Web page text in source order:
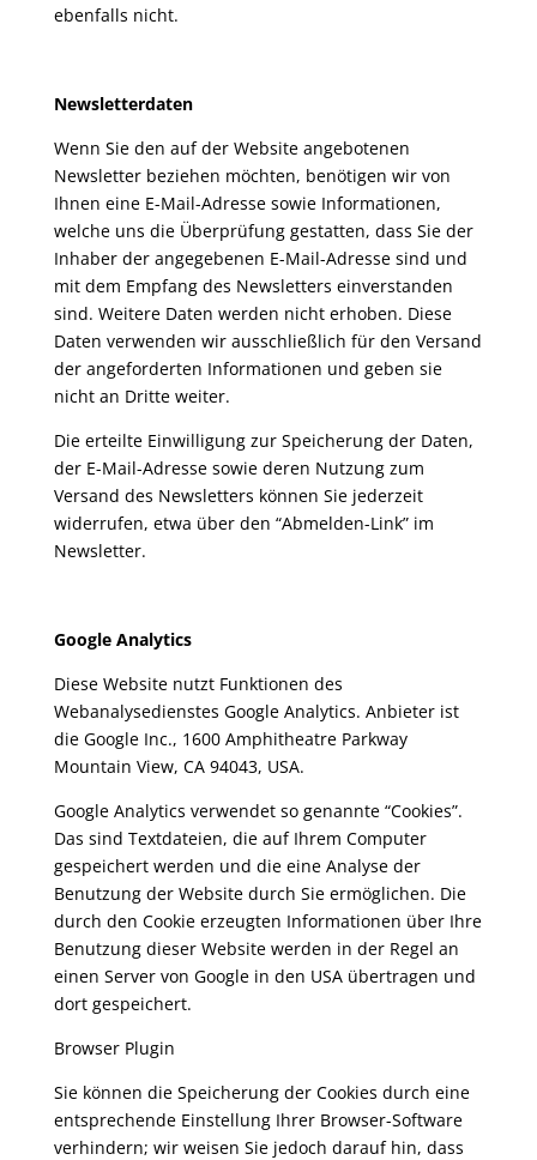
ebenfalls nicht.
Newsletterdaten
Wenn Sie den auf der Website angebotenen
Newsletter beziehen möchten, benötigen wir von
Ihnen eine E-Mail-Adresse sowie Informationen,
welche uns die Überprüfung gestatten, dass Sie der
Inhaber der angegebenen E-Mail-Adresse sind und
mit dem Empfang des Newsletters einverstanden
sind. Weitere Daten werden nicht erhoben. Diese
Daten verwenden wir ausschließlich für den Versand
der angeforderten Informationen und geben sie
nicht an Dritte weiter.
Die erteilte Einwilligung zur Speicherung der Daten,
der E-Mail-Adresse sowie deren Nutzung zum
Versand des Newsletters können Sie jederzeit
widerrufen, etwa über den “Abmelden-Link” im
Newsletter.
Google Analytics
Diese Website nutzt Funktionen des
Webanalysedienstes Google Analytics. Anbieter ist
die Google Inc., 1600 Amphitheatre Parkway
Mountain View, CA 94043, USA.
Google Analytics verwendet so genannte “Cookies”.
Das sind Textdateien, die auf Ihrem Computer
gespeichert werden und die eine Analyse der
Benutzung der Website durch Sie ermöglichen. Die
durch den Cookie erzeugten Informationen über Ihre
Benutzung dieser Website werden in der Regel an
einen Server von Google in den USA übertragen und
dort gespeichert.
Browser Plugin
Sie können die Speicherung der Cookies durch eine
entsprechende Einstellung Ihrer Browser-Software
verhindern; wir weisen Sie jedoch darauf hin, dass